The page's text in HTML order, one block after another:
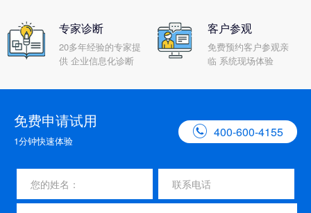
专家诊断
20多年经验的专家提
供 企业信息化诊断
客户参观
免费预约客户参观亲
临 系统现场体验
免费申请试用
1分钟快速体验
 400-600-4155